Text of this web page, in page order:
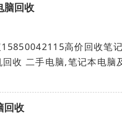
脑回收
高价回收笔
收 二手电脑,笔记本电脑
回收